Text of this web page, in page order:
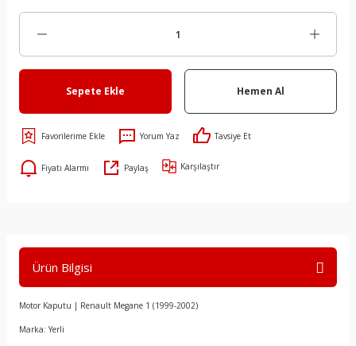
Sepete Ekle Hemen Al
Yorum Yaz Tavsiye Et
Fiyatı Alarmı Paylaş Karşılaştır
Ürün Bilgisi
Motor Kaputu | Renault Megane 1 (1999-2002)
Marka: Yerli